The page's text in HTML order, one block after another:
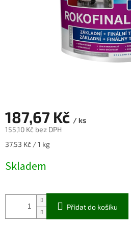
187,67 Kč / ks
155,10 Kč bez DPH
Měrná
37,53 Kč / 1 kg
Skladem
Přidat do košíku